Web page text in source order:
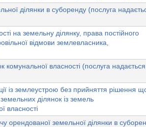
ділянки в суборенду (послуга
на земельну ділянку, права постійного
відмови землевласника,
власності (послуга надається
із землеустрою без прийняття рішення
ділянок із земель
власності
орендованої земельної ділянки в